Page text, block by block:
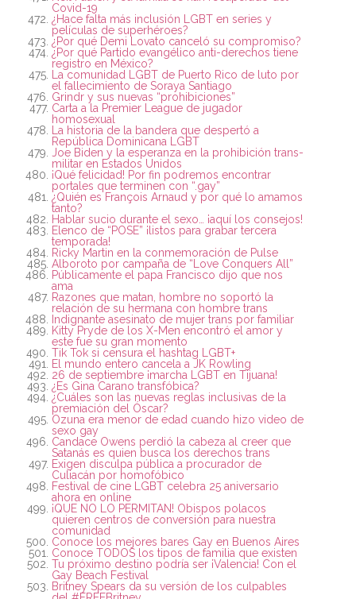
Covid-19
¿Hace falta más inclusión LGBT en series y
películas de superhéroes?
¿Por qué Demi Lovato canceló su compromiso?
¿Por qué Partido evangélico anti-derechos tiene
registro en México?
La comunidad LGBT de Puerto Rico de luto por
el fallecimiento de Soraya Santiago
Grindr y sus nuevas “prohibiciones”
Carta a la Premier League de jugador
homosexual
La historia de la bandera que despertó a
República Dominicana LGBT
Joe Biden y la esperanza en la prohibición trans-
militar en Estados Unidos
¡Qué felicidad! Por fin podremos encontrar
portales que terminen con “.gay”
¿Quién es François Arnaud y por qué lo amamos
tanto?
Hablar sucio durante el sexo… ¡aquí los consejos!
Elenco de “POSE” ¡listos para grabar tercera
temporada!
Ricky Martin en la conmemoración de Pulse
Alboroto por campaña de “Love Conquers All”
Públicamente el papa Francisco dijo que nos
ama
Razones que matan, hombre no soportó la
relación de su hermana con hombre trans
Indignante asesinato de mujer trans por familiar
Kitty Pryde de los X-Men encontró el amor y
este fue su gran momento
Tik Tok si censura el hashtag LGBT+
El mundo entero cancela a JK Rowling
26 de septiembre ¡marcha LGBT en Tijuana!
¿Es Gina Carano transfóbica?
¿Cuáles son las nuevas reglas inclusivas de la
premiación del Óscar?
Ozuna era menor de edad cuando hizo video de
sexo gay
Candace Owens perdió la cabeza al creer que
Satanás es quien busca los derechos trans
Exigen disculpa pública a procurador de
Culiacán por homofóbico
Festival de cine LGBT celebra 25 aniversario
ahora en online
¡QUE NO LO PERMITAN! Obispos polacos
quieren centros de conversión para nuestra
comunidad
Conoce los mejores bares Gay en Buenos Aires
Conoce TODOS los tipos de familia que existen
Tu próximo destino podría ser ¡Valencia! Con el
Gay Beach Festival
Britney Spears da su versión de los culpables